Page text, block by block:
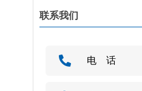
联系我们
电话